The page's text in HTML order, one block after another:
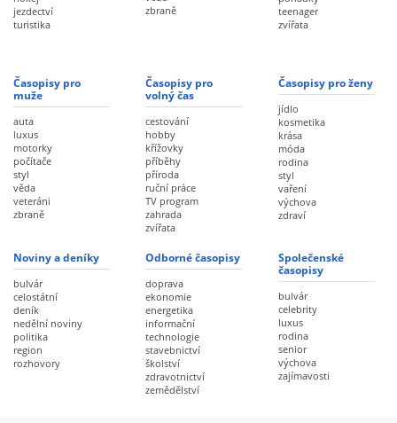
jezdectví
turistika
zbraně
teenager
zvířata
Časopisy pro
muže
auta
luxus
motorky
počítače
styl
věda
veteráni
zbraně
Časopisy pro
volný čas
cestování
hobby
křížovky
příběhy
příroda
ruční práce
TV program
zahrada
zvířata
Časopisy pro ženy
jídlo
kosmetika
krása
móda
rodina
styl
vaření
výchova
zdraví
Noviny a deníky
bulvár
celostátní
deník
nedělní noviny
politika
region
rozhovory
Odborné časopisy
doprava
ekonomie
energetika
informační
technologie
stavebnictví
školství
zdravotnictví
zemědělství
Společenské
časopisy
bulvár
celebrity
luxus
rodina
senior
výchova
zajímavosti